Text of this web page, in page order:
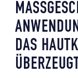
DAS
ÜBERZEUGT